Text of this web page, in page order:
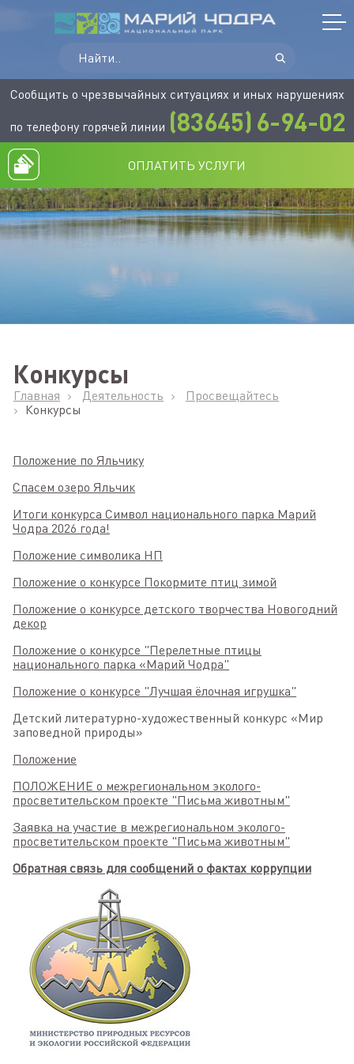
Сообщить о чрезвычайных ситуациях и иных нарушениях
по телефону горячей линии (83645) 6-94-02
ОПЛАТИТЬ УСЛУГИ
Конкурсы
Главная Деятельность
Просвещайтесь
Конкурсы
Положение по Яльчику
Спасем озеро Яльчик
Итоги конкурса Символ национального парка Марий
Чодра 2026 года!
Положение символика НП
Положение о конкурсе Покормите птиц зимой
Положение о конкурсе детского творчества Новогодний
декор
Положение о конкурсе "Перелетные птицы
национального парка «Марий Чодра"
Положение о конкурсе "Лучшая ёлочная игрушка"
Детский литературно-художественный конкурс «Мир
заповедной природы»
Положение
ПОЛОЖЕНИЕ о межрегиональном эколого-
просветительском проекте "Письма животным"
Заявка на участие в межрегиональном эколого-
просветительском проекте "Письма животным"
Обратная связь для сообщений о фактах коррупции